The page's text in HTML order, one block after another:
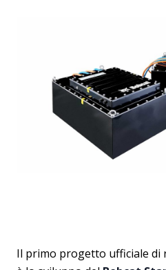
Il primo progetto ufficiale di